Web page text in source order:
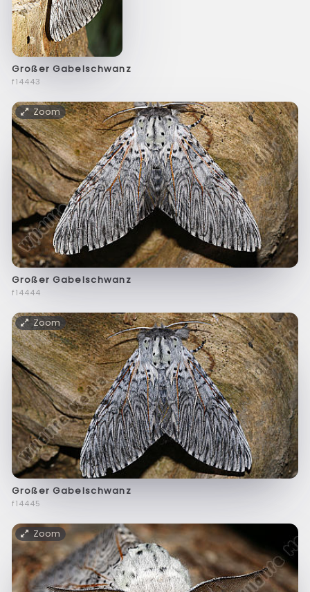
Großer Gabelschwanz
f14443
Zoom
Großer Gabelschwanz
f14444
Zoom
Großer Gabelschwanz
f14445
Zoom